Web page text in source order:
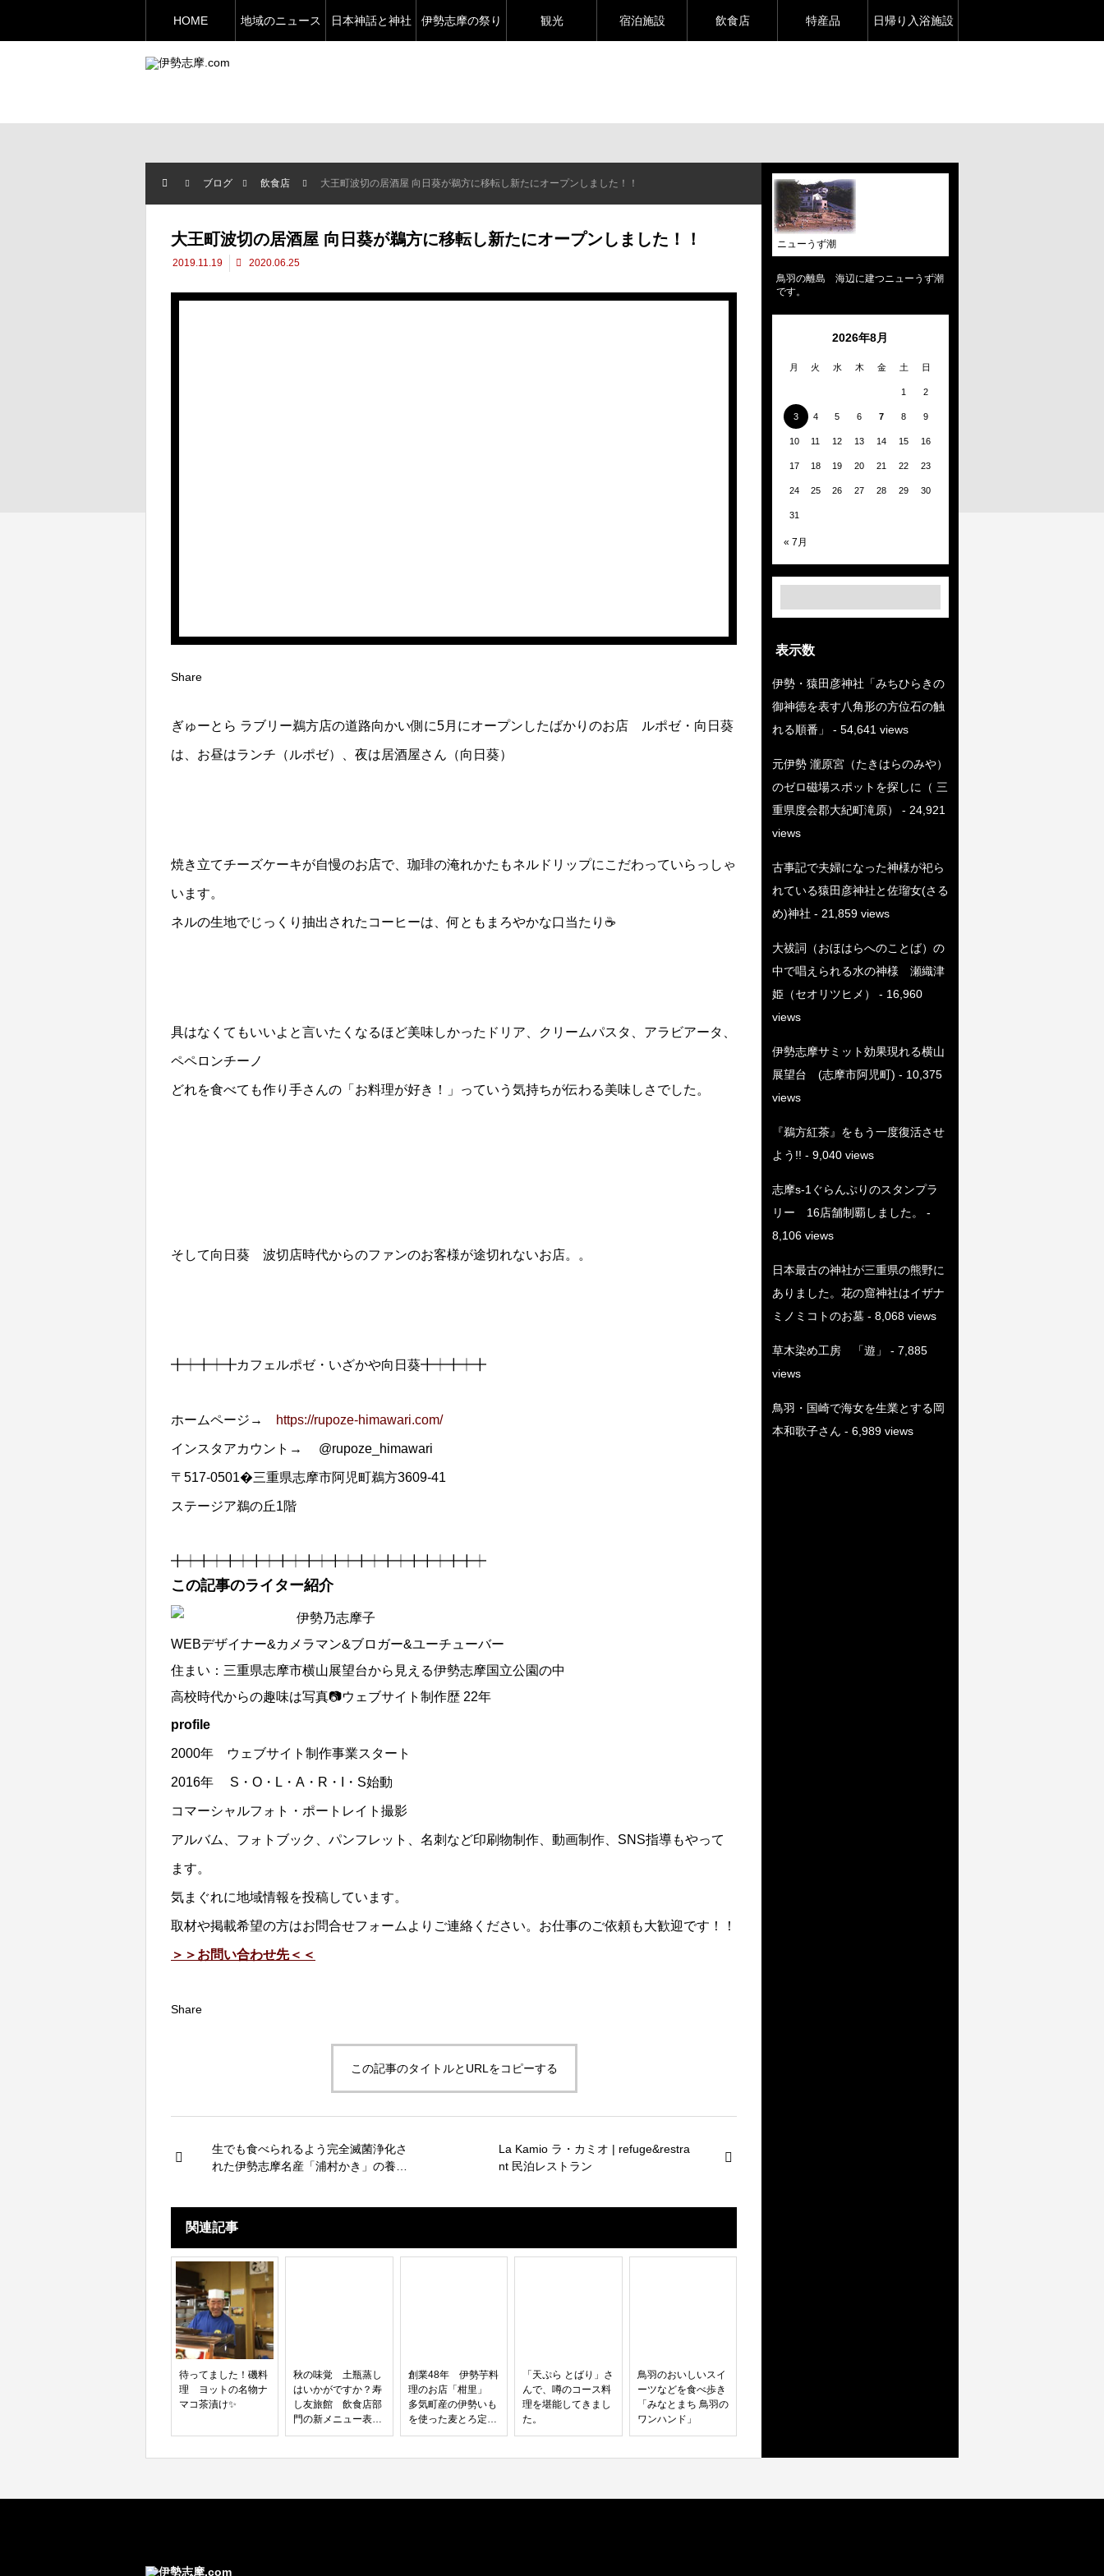
HOME 地域のニュース 日本神話と神社 伊勢志摩の祭り 観光 宿泊施設 飲食店 特産品 日帰り入浴施設
ブログ 飲食店 大王町波切の居酒屋 向日葵が鵜方に移転し新たにオープンしました！！
大王町波切の居酒屋 向日葵が鵜方に移転し新たにオープンしました！！
2019.11.19 2020.06.25
Share
ぎゅーとら ラブリー鵜方店の道路向かい側に5月にオープンしたばかりのお店 ルポゼ・向日葵
は、お昼はランチ（ルポゼ）、夜は居酒屋さん（向日葵）
焼き立てチーズケーキが自慢のお店で、珈琲の淹れかたもネルドリップにこだわっていらっしゃ
います。
ネルの生地でじっくり抽出されたコーヒーは、何ともまろやかな口当たり ☕️
具はなくてもいいよと言いたくなるほど美味しかったドリア、クリームパスタ、アラビアータ、
ペペロンチーノ
どれを食べても作り手さんの「お料理が好き！」っていう気持ちが伝わる美味しさでした。
そして向日葵 波切店時代からのファンのお客様が途切れないお店。。
╋┿╋┿╋カフェルポゼ・いざかや向日葵╋┿╋┿╋
ホームページ→ https://rupoze-himawari.com/
インスタアカウント→ @rupoze_himawari
〒517-0501�三重県志摩市阿児町鵜方3609-41
ステージア鵜の丘1階
╋┿╋┿╋┿╋┿╋┿╋┿╋┿╋┿╋┿╋╋┿╋╋┿
この記事のライター紹介
伊勢乃志摩子
WEBデザイナー&カメラマン&ブロガー&ユーチューバー
住まい：三重県志摩市横山展望台から見える伊勢志摩国立公園の中
高校時代からの趣味は写真📷ウェブサイト制作歴 22年
profile
2000年 ウェブサイト制作事業スタート
2016年 S・O・L・A・R・I・S始動
コマーシャルフォト・ポートレイト撮影
アルバム、フォトブック、パンフレット、名刺など印刷物制作、動画制作、SNS指導もやって
ます。
気まぐれに地域情報を投稿しています。
取材や掲載希望の方はお問合せフォームよりご連絡ください。お仕事のご依頼も大歓迎です！！
＞＞お問い合わせ先＜＜
Share
この記事のタイトルとURLをコピーする
生でも食べられるよう完全滅菌浄化さ
れた伊勢志摩名産「浦村かき」の養
La Kamio ラ・カミオ | refuge&restra
nt 民泊レストラン
関連記事
待ってました！磯料
理 ヨットの名物ナ
マコ茶漬け✨
秋の味覚 土瓶蒸し
はいかがですか？寿
し友旅館 飲食店部
門の新メニュー表
（南伊勢町 古和浦）
創業48年 伊勢芋料
理のお店「柑里」
多気町産の伊勢いも
を使った麦とろ定食
が人気NO.1のわけ
「天ぷら とばり」さ
んで、噂のコース料
理を堪能してきまし
た。
鳥羽のおいしいスイ
ーツなどを食べ歩き
「みなとまち 鳥羽の
ワンハンド」
ニューうず潮
鳥羽の離島 海辺に建つニューうず潮
です。
2026年8月
月 火 水 木 金 土 日
1 2
3 4 5 6 7 8 9
10 11 12 13 14 15 16
17 18 19 20 21 22 23
24 25 26 27 28 29 30
31
« 7月
表示数
伊勢・猿田彦神社「みちひらきの
御神徳を表す八角形の方位石の触
れる順番」
- 54,641 views
元伊勢 瀧原宮（たきはらのみや）
のゼロ磁場スポットを探しに（ 三
重県度会郡大紀町滝原）
- 24,921
views
古事記で夫婦になった神様が祀ら
れている猿田彦神社と佐瑠女(さる
め)神社 - 21,859 views
大祓詞（おほはらへのことば）の
中で唱えられる水の神様 瀬織津
姫（セオリツヒメ）
- 16,960
views
伊勢志摩サミット効果現れる横山
展望台 (志摩市阿児町) - 10,375
views
『鵜方紅茶』をもう一度復活させ
よう!! - 9,040 views
志摩s-1ぐらんぷりのスタンプラ
リー 16店舗制覇しました。
-
8,106 views
日本最古の神社が三重県の熊野に
ありました。花の窟神社はイザナ
ミノミコトのお墓- 8,068 views
草木染め工房 「遊」
- 7,885
views
鳥羽・国崎で海女を生業とする岡
本和歌子さん - 6,989 views